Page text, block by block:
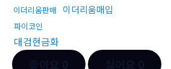
이더리움판매 이더리움매입
파이코인
대검현금화